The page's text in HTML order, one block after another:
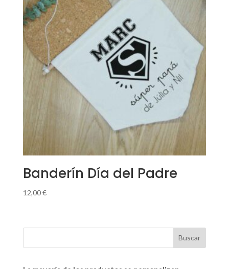
Banderín Día del Padre
12,00€